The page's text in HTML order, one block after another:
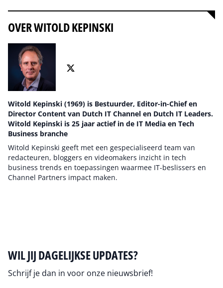
OVER WITOLD KEPINSKI
Witold Kepinski (1969) is Bestuurder, Editor-in-Chief en
Director Content van Dutch IT Channel en Dutch IT Leaders.
Witold Kepinski is 25 jaar actief in de IT Media en Tech
Business branche
Witold Kepinski geeft met een gespecialiseerd team van
redacteuren, bloggers en videomakers inzicht in tech
business trends en toepassingen waarmee IT-beslissers en
Channel Partners impact maken.
WIL JIJ DAGELIJKSE UPDATES?
Schrijf je dan in voor onze nieuwsbrief!